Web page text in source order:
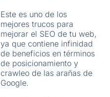
Este es uno de los
mejores trucos para
mejorar el SEO de tu web,
ya que contiene infinidad
de beneficios en términos
de posicionamiento y
crawleo de las arañas de
Google.